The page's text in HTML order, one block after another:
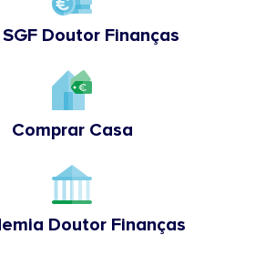
SGF Doutor Finanças
Comprar Casa
Doutor Finanças